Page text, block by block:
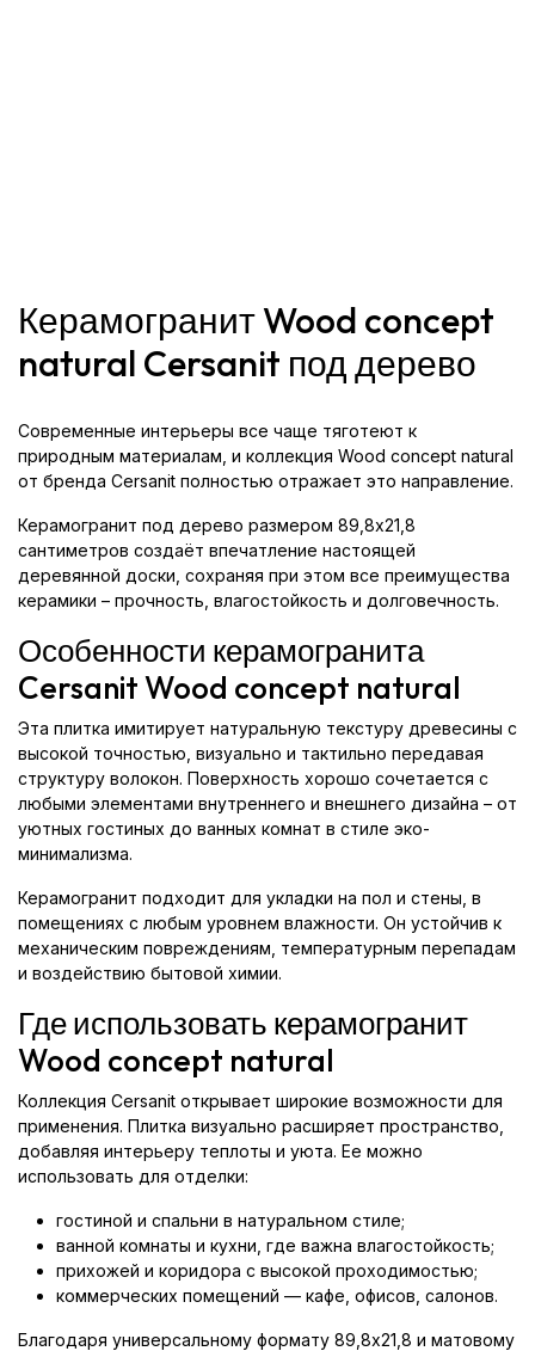
Керамогранит Wood concept
natural Cersanit под дерево
Современные интерьеры все чаще тяготеют к
природным материалам, и коллекция Wood concept natural
от бренда Cersanit полностью отражает это направление.
Керамогранит под дерево размером 89,8x21,8
сантиметров создаёт впечатление настоящей
деревянной доски, сохраняя при этом все преимущества
керамики – прочность, влагостойкость и долговечность.
Особенности керамогранита
Cersanit Wood concept natural
Эта плитка имитирует натуральную текстуру древесины с
высокой точностью, визуально и тактильно передавая
структуру волокон. Поверхность хорошо сочетается с
любыми элементами внутреннего и внешнего дизайна – от
уютных гостиных до ванных комнат в стиле эко-
минимализма.
Керамогранит подходит для укладки на пол и стены, в
помещениях с любым уровнем влажности. Он устойчив к
механическим повреждениям, температурным перепадам
и воздействию бытовой химии.
Где использовать керамогранит
Wood concept natural
Коллекция Cersanit открывает широкие возможности для
применения. Плитка визуально расширяет пространство,
добавляя интерьеру теплоты и уюта. Ее можно
использовать для отделки:
гостиной и спальни в натуральном стиле;
ванной комнаты и кухни, где важна влагостойкость;
прихожей и коридора с высокой проходимостью;
коммерческих помещений — кафе, офисов, салонов.
Благодаря универсальному формату 89,8x21,8 и матовому